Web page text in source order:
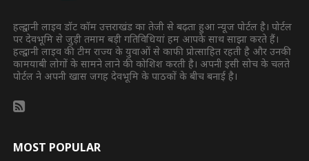
हल्द्वानी लाइव डॉट कॉम उत्तराखंड का तेजी से बढ़ता हुआ न्यूज पोर्टल है। पोर्टल
पर देवभूमि से जुड़ी तमाम बड़ी गतिविधियां हम आपके साथ साझा करते हैं।
हल्द्वानी लाइव की टीम राज्य के युवाओं से काफी प्रोत्साहित रहती है और उनकी
कामयाबी लोगों के सामने लाने की कोशिश करती है। अपनी इसी सोच के चलते
पोर्टल ने अपनी खास जगह देवभूमि के पाठकों के बीच बनाई है।
MOST POPULAR